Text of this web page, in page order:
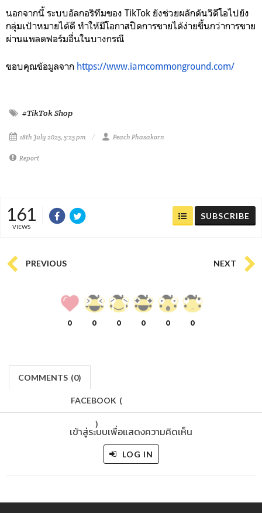
นอกจากนี้ ระบบอัลกอริทึมของ TikTok ยังช่วยผลักดันวิดีโอไปยัง
กลุ่มเป้าหมายได้ดี ทำให้มีโอกาสปิดการขายได้ง่ายขึ้นกว่าการขาย
ผ่านแพลตฟอร์มอื่นในบางกรณี
ขอบคุณข้อมูลจาก https://www.iamcommonground.com/
#TikTok Shop
18th July 2025, 5:25 pm Peach Phasakorn
Report
161
VIEWS
SUBSCRIBE
PREVIOUS NEXT
0 0 0 0 0 0
COMMENTS (0)
FACEBOOK (
)
เข้าสู่ระบบเพื่อแสดงความคิดเห็น
LOG IN